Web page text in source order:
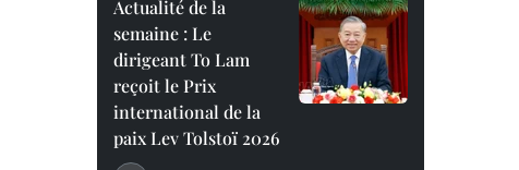
Actualité de la
semaine : Le
dirigeant To Lam
reçoit le Prix
international de la
paix Lev Tolstoï 2026